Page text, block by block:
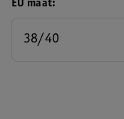
EU maat
38/40